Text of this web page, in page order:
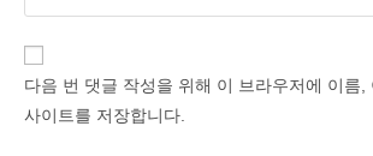
your
name
다음 번 댓글 작성을 위해 이 브라우저에 이름,
사이트를 저장합니다.